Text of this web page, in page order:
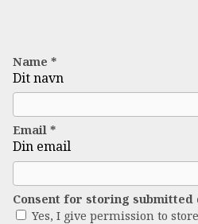
Name *
Dit navn
Email *
Din email
Consent for storing submitted
Yes, I give permission to